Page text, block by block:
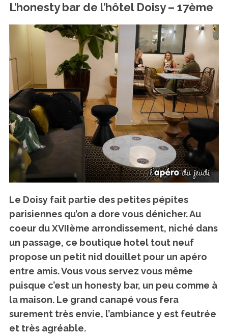
L’honesty bar de l’hôtel Doisy – 17ème
Le Doisy fait partie des petites pépites
parisiennes qu’on a dore vous dénicher. Au
coeur du XVIIème arrondissement, niché dans
un passage, ce boutique hotel tout neuf
propose un petit nid douillet pour un apéro
entre amis. Vous vous servez vous même
puisque c’est un honesty bar, un peu comme à
la maison. Le grand canapé vous fera
surement très envie, l’ambiance y est feutrée
et très agréable.
a
r
h
f
o
r